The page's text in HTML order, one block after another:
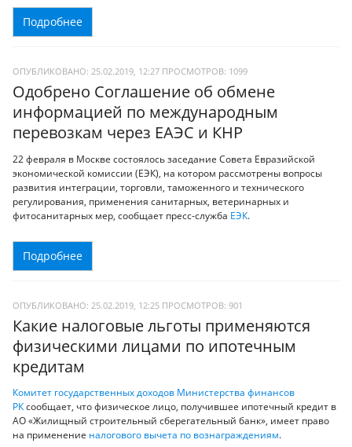
Подробнее
ОПУБЛИКОВАНО: 25.02.2019, 12:27 ПРОСМОТРОВ: 1099
Одобрено Соглашение об обмене
информацией по международным
перевозкам через ЕАЭС и КНР
22 февраля в Москве состоялось заседание Совета Евразийской
экономической комиссии (ЕЭК), на котором рассмотрены вопросы
развития интеграции, торговли, таможенного и технического
регулирования, применения санитарных, ветеринарных и
фитосанитарных мер, сообщает пресс-служба ЕЭК.
Подробнее
ОПУБЛИКОВАНО: 25.02.2019, 12:25 ПРОСМОТРОВ: 901
Какие налоговые льготы применяются
физическими лицами по ипотечным
кредитам
Комитет государственных доходов Министерства финансов
РКсообщает, что физическое лицо, получившее ипотечный кредит в
АО «Жилищный строительный сберегательный банк», имеет право
на применение налогового вычета по вознаграждениям.